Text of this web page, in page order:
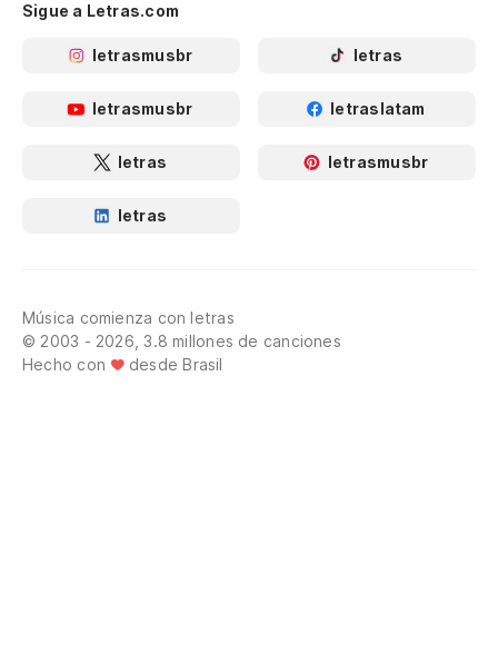
Sigue a Letras.com
letrasmusbr letras
letrasmusbr letraslatam
letras letrasmusbr
letras
Música comienza con letras
© 2003 - 2026, 3.8 millones de canciones
Hecho con
desde Brasil